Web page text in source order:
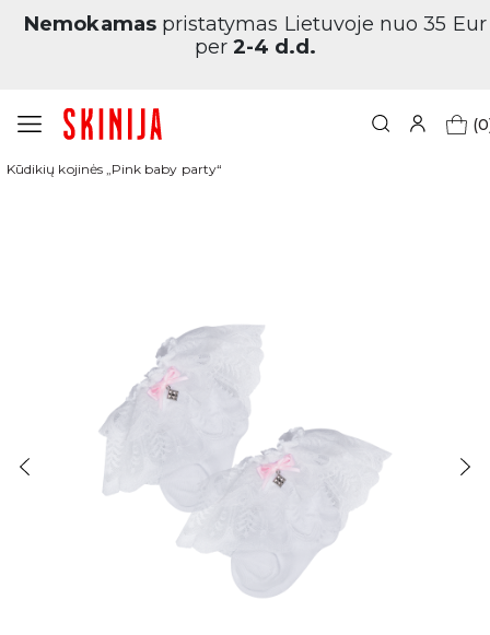
Nemokamaspristatymas Lietuvoje nuo 35 Eur
per 2-4 d.d.
Pagrindinis Vaikams
Kūdikių kojinės „Pink baby party“